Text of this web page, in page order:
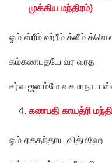
முக்கிய மந்திரம்)
ஓம் ஸ்ரீம் ஹ்ரீம் க்லீம்
கம்கணபதயே வர வரத
சர்வ ஜனம்மே வசமாநாய
கணபதி காயத்ரி
ஓம் ஏகதந்தாய வித்மஹே